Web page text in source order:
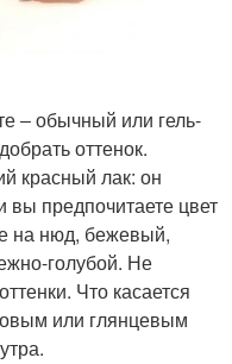
‒ обычный или гель-
оттенок.
красный лак: он
предпочитаете цвет
на нюд, бежевый,
голубой. Не
Что касается
или глянцевым